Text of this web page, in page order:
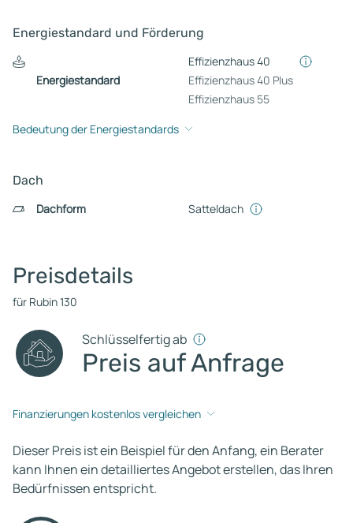
Energiestandard und Förderung
Energiestandard
Effizienzhaus 40
Effizienzhaus 40 Plus
Effizienzhaus 55
Bedeutung der Energiestandards
Dach
Dachform
Satteldach
Preisdetails
für Rubin 130
Schlüsselfertig ab
Preis auf Anfrage
Finanzierungen kostenlos vergleichen
Dieser Preis ist ein Beispiel für den Anfang, ein Berater
kann Ihnen ein detailliertes Angebot erstellen, das Ihren
Bedürfnissen entspricht.